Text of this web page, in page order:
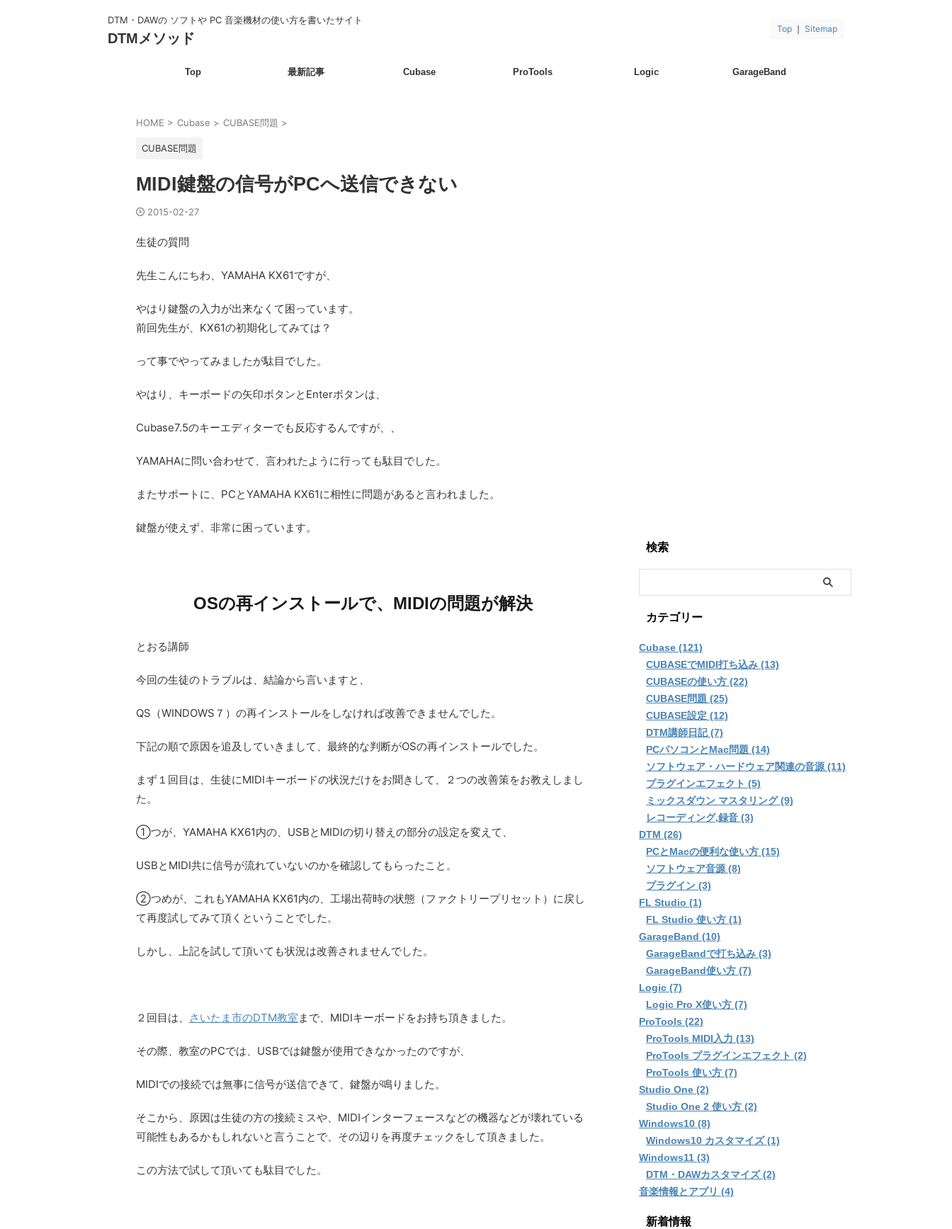
DTM・DAWの ソフトや PC 音楽機材の使い方を書いたサイト
DTMメソッド
Top ｜ Sitemap
Top 最新記事 Cubase ProTools Logic GarageBand
HOME > Cubase > CUBASE問題 >
CUBASE問題
MIDI鍵盤の信号がPCへ送信できない
2015-02-27
生徒の質問
先生こんにちわ、YAMAHA KX61ですが、
やはり鍵盤の入力が出来なくて困っています。
前回先生が、KX61の初期化してみては？
って事でやってみましたが駄目でした。
やはり、キーボードの矢印ボタンとEnterボタンは、
Cubase7.5のキーエディターでも反応するんですが、、
YAMAHAに問い合わせて、言われたように行っても駄目でした。
またサポートに、PCとYAMAHA KX61に相性に問題があると言われました。
鍵盤が使えず、非常に困っています。
OSの再インストールで、MIDIの問題が解決
とおる講師
今回の生徒のトラブルは、結論から言いますと、
QS（WINDOWS７）の再インストールをしなければ改善できませんでした。
下記の順で原因を追及していきまして、最終的な判断がOSの再インストールでした。
まず１回目は、生徒にMIDIキーボードの状況だけをお聞きして、２つの改善策をお教えしまし
た。
①つが、YAMAHA KX61内の、USBとMIDIの切り替えの部分の設定を変えて、
USBとMIDI共に信号が流れていないのかを確認してもらったこと。
②つめが、これもYAMAHA KX61内の、工場出荷時の状態（ファクトリープリセット）に戻し
て再度試してみて頂くということでした。
しかし、上記を試して頂いても状況は改善されませんでした。
２回目は、 さいたま市のDTM教室 まで、MIDIキーボードをお持ち頂きました。
その際、教室のPCでは、USBでは鍵盤が使用できなかったのですが、
MIDIでの接続では無事に信号が送信できて、鍵盤が鳴りました。
そこから、原因は生徒の方の接続ミスや、MIDIインターフェースなどの機器などが壊れている
可能性もあるかもしれないと言うことで、その辺りを再度チェックをして頂きました。
この方法で試して頂いても駄目でした。
検索
カテゴリー
Cubase (121)
CUBASEでMIDI打ち込み (13)
CUBASEの使い方 (22)
CUBASE問題 (25)
CUBASE設定 (12)
DTM講師日記 (7)
PCパソコンとMac問題 (14)
ソフトウェア・ハードウェア関連の音源 (11)
プラグインエフェクト (5)
ミックスダウン マスタリング (9)
レコーディング,録音 (3)
DTM (26)
PCとMacの便利な使い方 (15)
ソフトウェア音源 (8)
プラグイン (3)
FL Studio (1)
FL Studio 使い方 (1)
GarageBand (10)
GarageBandで打ち込み (3)
GarageBand使い方 (7)
Logic (7)
Logic Pro X使い方 (7)
ProTools (22)
ProTools MIDI入力 (13)
ProTools プラグインエフェクト (2)
ProTools 使い方 (7)
Studio One (2)
Studio One 2 使い方 (2)
Windows10 (8)
Windows10 カスタマイズ (1)
Windows11 (3)
DTM・DAWカスタマイズ (2)
音楽情報とアプリ (4)
新着情報